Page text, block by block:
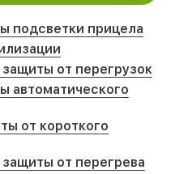
подсветки прицела
от перегрузок
автоматического
от короткого
от перегрева